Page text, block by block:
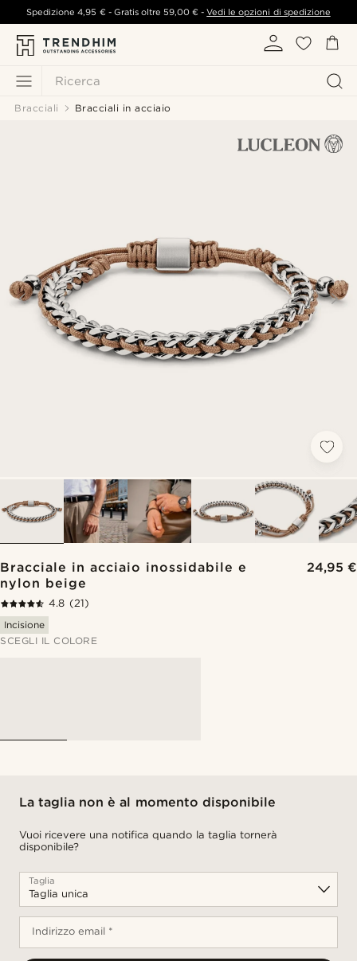
Ricerca
Spedizione4,95 €- Gratis oltre 59,00 € -Vedi le opzioni di spedizione
Bracciali Bracciali in acciaio
Bracciale in acciaio inossidabile e
nylon beige
24,95 €
4.8 (21)
Incisione
SCEGLI IL COLORE
La taglia non è al momento disponibile
Vuoi ricevere una notifica quando la taglia tornerà
disponibile?
Taglia
Indirizzo email *